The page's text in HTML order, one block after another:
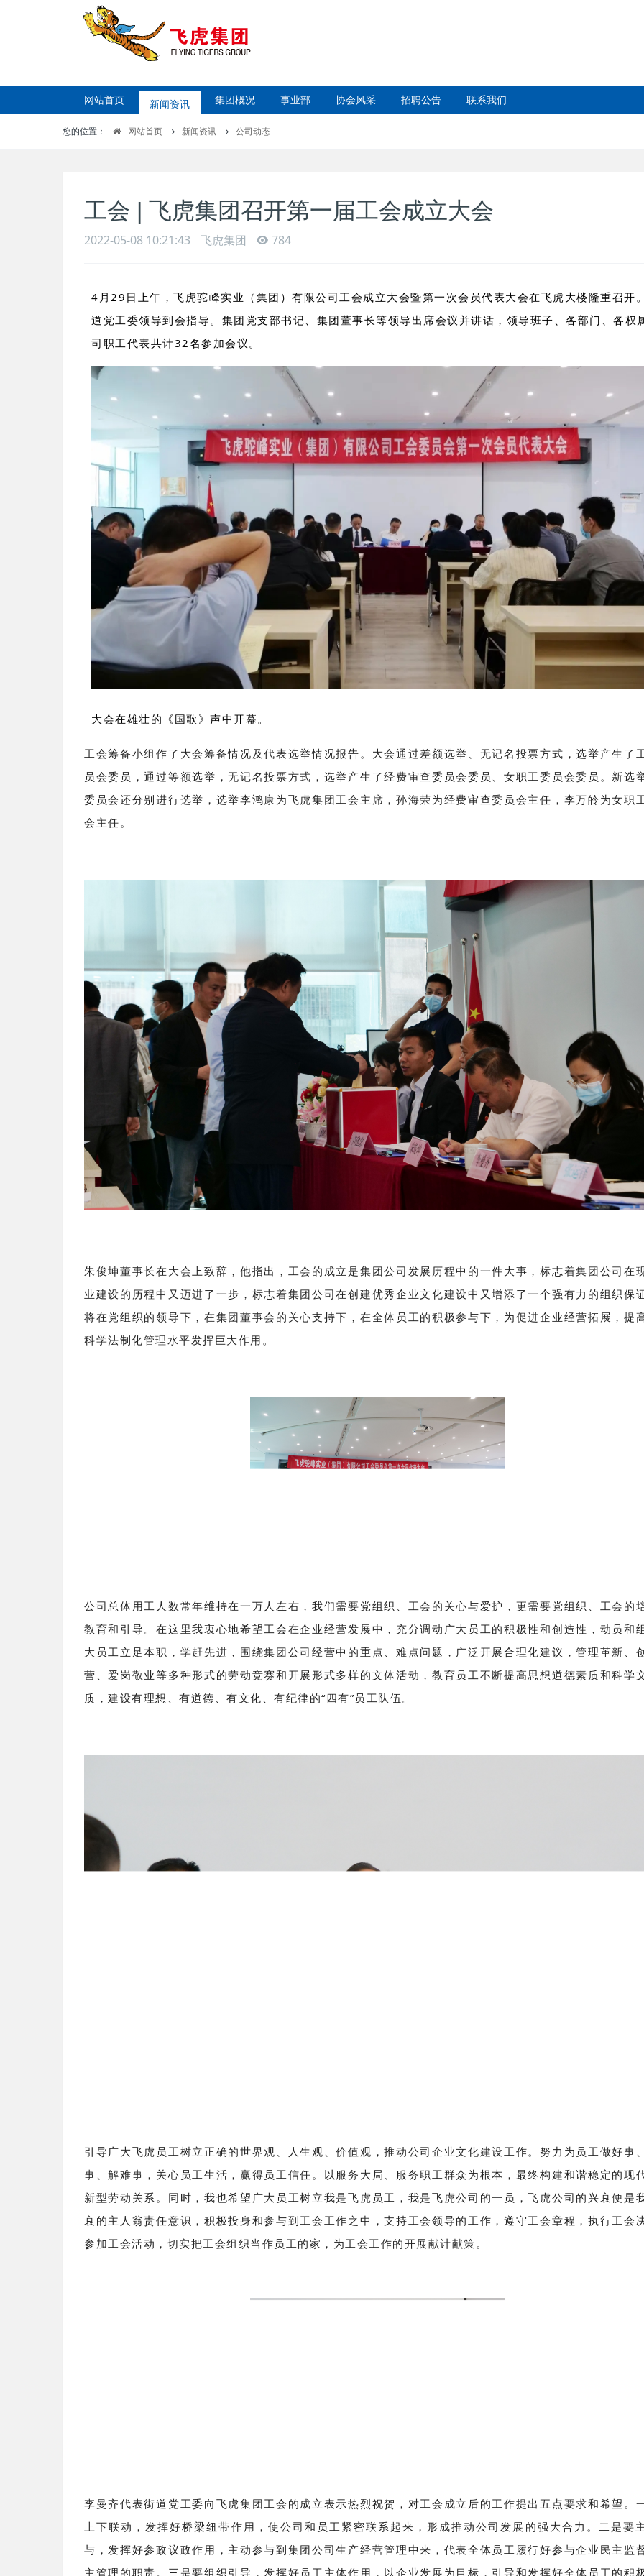
网站首页 新闻资讯 集团概况 事业部 协会风采 招聘公告 联系我们
您的位置： 网站首页 新闻资讯 公司动态
工会 | 飞虎集团召开第一届工会成立大会
2022-05-08 10:21:43 飞虎集团 784
4月29日上午，飞虎驼峰实业（集团）有限公司工会成立大会暨第一次会员代表大会在飞虎大楼隆重召开
道党工委领导到会指导。集团党支部书记、集团董事长等领导出席会议并讲话，领导班子、各部门、各权
司职工代表共计32名参加会议。
大会在雄壮的《国歌》声中开幕。
工会筹备小组作了大会筹备情况及代表选举情况报告。大会通过差额选举、无记名投票方式，选举产生了
员会委员，通过等额选举，无记名投票方式，选举产生了经费审查委员会委员、女职工委员会委员。新选
委员会还分别进行选举，选举李鸿康为飞虎集团工会主席，孙海荣为经费审查委员会主任，李万皊为女职
会主任。
朱俊坤董事长在大会上致辞，他指出，工会的成立是集团公司发展历程中的一件大事，标志着集团公司在
业建设的历程中又迈进了一步，标志着集团公司在创建优秀企业文化建设中又增添了一个强有力的组织保
将在党组织的领导下，在集团董事会的关心支持下，在全体员工的积极参与下，为促进企业经营拓展，提
科学法制化管理水平发挥巨大作用。
教育和引导。在这里我衷心地希望工会在企业经营发展中，充分调动广大员工的积极性和创造性，动员和
大员工立足本职，学赶先进，围绕集团公司经营中的重点、难点问题，广泛开展合理化建议，管理革新、
营、爱岗敬业等多种形式的劳动竞赛和开展形式多样的文体活动，教育员工不断提高思想道德素质和科学